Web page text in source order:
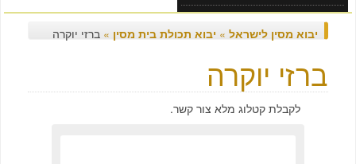
יבוא מוצרים מסין
יבוא מסין לישראל»יבוא תכולת בית מסין»ברזי יוקרה
ברזי יוקרה
לקבלת קטלוג מלא צור קשר.